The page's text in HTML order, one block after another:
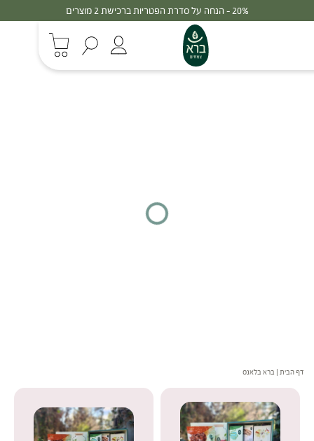
30% - הנחה על סדרת הפטריות ברכישת 3 מוצרים
ברוכה הבאה למתחם התוכן דף הבית | ברא בלאנס